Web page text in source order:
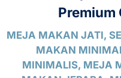
Premium
MEJA MAKAN JATI,
MAKAN
MINIMALIS, MEJA